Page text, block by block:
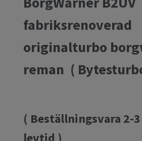
fabriksrenoverad
originalturbo
reman (
( Beställningsvara 2-
levtid )